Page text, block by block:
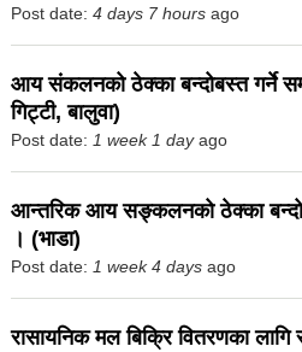
Post date: 4 days 7 hours ago
आय संकलनको ठेक्का बन्दोबस्त गर्ने
गिट्टी, बालुवा)
Post date: 1 week 1 dayago
आन्तरिक आय सङ्कलनको ठेक्का
। (भाडा)
Post date: 1 week 4 days ago
रासायनिक मल बिक्रि वितरणका